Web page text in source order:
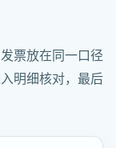
票放在同一口径
明细核对，最后